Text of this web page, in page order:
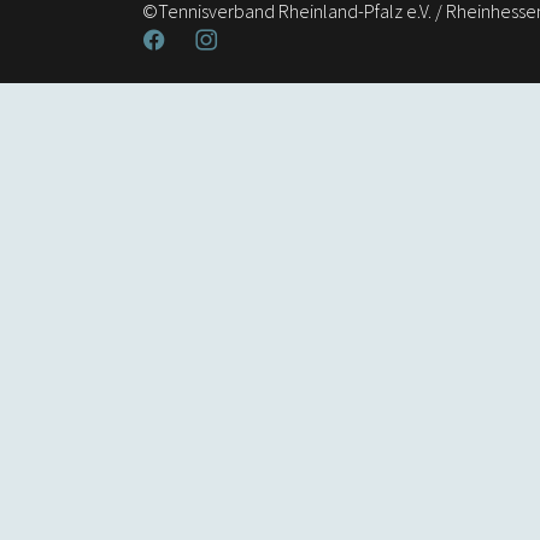
©Tennisverband Rheinland-Pfalz e.V. /
FacebookInstagram